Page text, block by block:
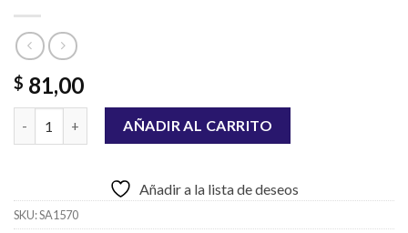
$ 81,00
CODO TERMOFUSIÓN 32MM CON INSERTO HEMBRA DE
AÑADIR AL CARRITO
Añadir a la lista de deseos
SKU:SA1570